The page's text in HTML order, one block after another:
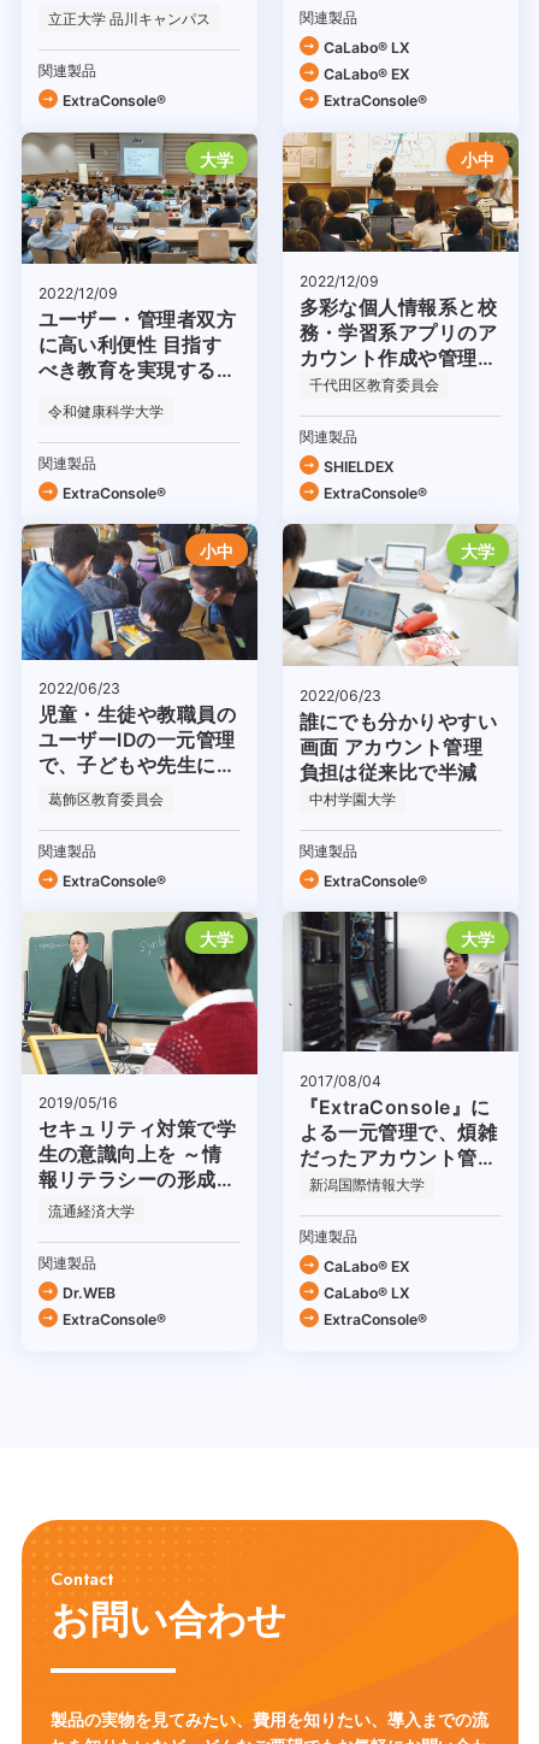
立正大学 品川キャンパス
関連製品
ExtraConsole®
関連製品
CaLabo® LX
CaLabo® EX
ExtraConsole®
大学
2022/12/09
ユーザー・管理者双方
に高い利便性 目指す
べき教育を実現する基
令和健康科学大学
関連製品
ExtraConsole®
小中
2022/12/09
多彩な個人情報系と校
務・学習系アプリのア
カウント作成や管理が
容易に
千代田区教育委員会
関連製品
SHIELDEX
ExtraConsole®
小中
2022/06/23
児童・生徒や教職員の
ユーザーIDの一元管理
で、子どもや先生にや
さしいICT環境を実現
葛飾区教育委員会
関連製品
ExtraConsole®
大学
2022/06/23
誰にでも分かりやすい
画面 アカウント管理
負担は従来比で半減
中村学園大学
関連製品
ExtraConsole®
大学
2019/05/16
セキュリティ対策で学
生の意識向上を ～情
報リテラシーの形成を
目指して～
流通経済大学
関連製品
Dr.WEB
ExtraConsole®
大学
2017/08/04
『ExtraConsole』に
よる一元管理で、煩雑
だったアカウント管理
も一新！
新潟国際情報大学
関連製品
CaLabo® EX
CaLabo® LX
ExtraConsole®
Contact
お問い合わせ
製品の実物を見てみたい、費用を知りたい、導入までの流